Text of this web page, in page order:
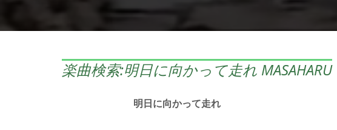
楽曲検索:明日に向かって走れ MASAHARU
明日に向かって走れ